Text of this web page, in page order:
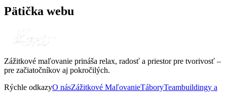
Pätička webu
Zážitkové maľovanie prináša relax, radosť a priestor pre tvorivosť –
pre začiatočníkov aj pokročilých.
Rýchle odkazyO násZážitkové MaľovanieTáboryTeambuildingy a